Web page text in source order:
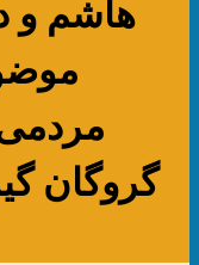
گروگان